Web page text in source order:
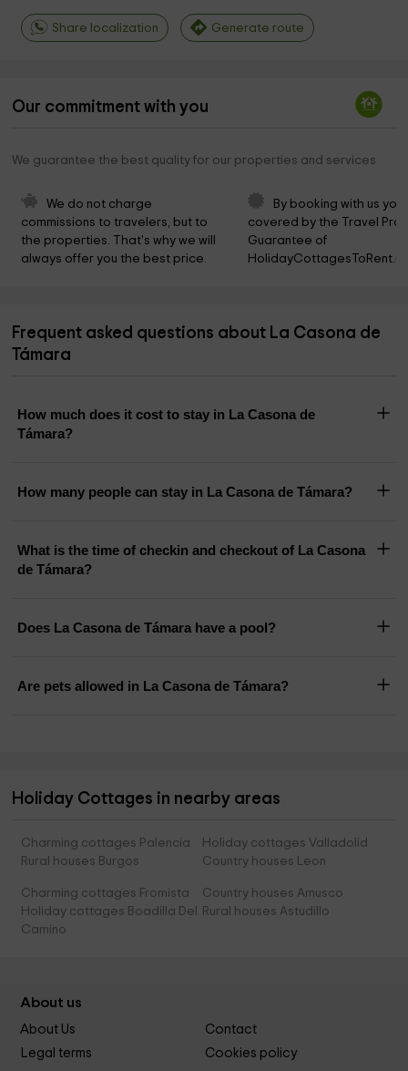
Share localization Generate route
Our commitment with you
We guarantee the best quality for our properties and services
We do not charge
commissions to travelers, but to
the properties. That's why we will
always offer you the best price.
By booking with us
covered by the Travel
Guarantee of
Frequent asked questions about La Casona de
Támara
How much does it cost to stay in La Casona de
Támara?
How many people can stay in La Casona de Támara?
What is the time of checkin and checkout of La Casona
de Támara?
Does La Casona de Támara have a pool?
Are pets allowed in La Casona de Támara?
Holiday Cottages in nearby areas
Charming cottages Palencia
Holiday cottages Valladolid
Rural houses Burgos
Country houses Leon
Charming cottages Fromista
Country houses Amusco
Holiday cottages Boadilla Del
Camino
Rural houses Astudillo
About us
About Us
Contact
Legal terms
Cookies policy